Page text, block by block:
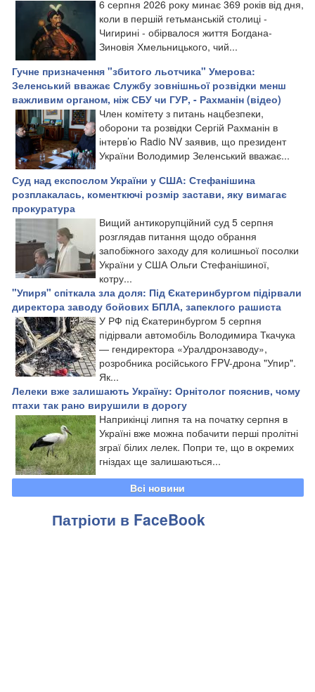
6 серпня 2026 року минає 369 років від дня,
коли в першій гетьманській столиці -
Чигирині - обірвалося життя Богдана-
Зиновія Хмельницького, чий...
Гучне призначення "збитого льотчика" Умерова:
Зеленський вважає Службу зовнішньої розвідки менш
важливим органом, ніж СБУ чи ГУР, - Рахманін (відео)
Член комітету з питань нацбезпеки,
оборони та розвідки Сергій Рахманін в
інтерв’ю Radio NV заявив, що президент
України Володимир Зеленський вважає...
Суд над експослом України у США: Стефанішина
розплакалась, коменткючі розмір застави, яку вимагає
прокуратура
Вищий антикорупційний суд 5 серпня
розглядав питання щодо обрання
запобіжного заходу для колишньої посолки
України у США Ольги Стефанішиної,
котру...
"Упиря" спіткала зла доля: Під Єкатеринбургом підірвали
директора заводу бойових БПЛА, запеклого рашиста
У РФ під Єкатеринбургом 5 серпня
підірвали автомобіль Володимира Ткачука
— гендиректора «Уралдронзаводу»,
розробника російського FPV-дрона "Упир".
Як...
Лелеки вже залишають Україну: Орнітолог пояснив, чому
птахи так рано вирушили в дорогу
Наприкінці липня та на початку серпня в
Україні вже можна побачити перші пролітні
зграї білих лелек. Попри те, що в окремих
гніздах ще залишаються...
Всі новини
Патріоти в FaceBook